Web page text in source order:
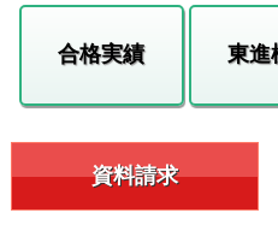
合格実績 東進
資料請求